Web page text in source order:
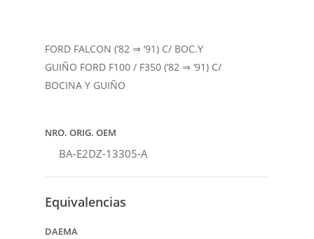
FORD FALCON (‘82 ⇒ ‘91) C/ BOC.Y
GUIÑO FORD F100 / F350 (‘82 ⇒ ‘91) C/
BOCINA Y GUIÑO
NRO. ORIG. OEM
BA-E2DZ-13305-A
Equivalencias
DAEMA